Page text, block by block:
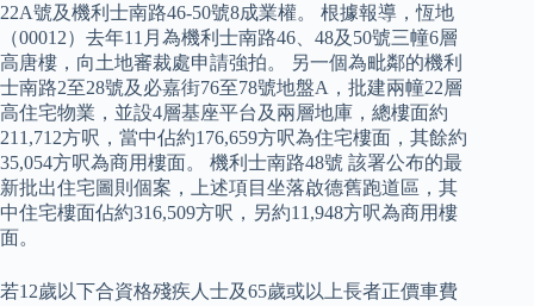
22A號及機利士南路46-50號8成業權。 根據報導，恆地
（00012）去年11月為機利士南路46、48及50號三幢6層
高唐樓，向土地審裁處申請強拍。 另一個為毗鄰的機利
士南路2至28號及必嘉街76至78號地盤A，批建兩幢22層
高住宅物業，並設4層基座平台及兩層地庫，總樓面約
211,712方呎，當中佔約176,659方呎為住宅樓面，其餘約
35,054方呎為商用樓面。 機利士南路48號 該署公布的最
新批出住宅圖則個案，上述項目坐落啟德舊跑道區，其
中住宅樓面佔約316,509方呎，另約11,948方呎為商用樓
面。
若12歲以下合資格殘疾人士及65歲或以上長者正價車費